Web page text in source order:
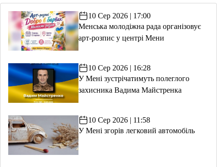
10 Сер 2026 | 17:00
Менська молодіжна рада організовує
арт-розпис у центрі Мени
10 Сер 2026 | 16:28
У Мені зустрічатимуть полеглого
захисника Вадима Майстренка
10 Сер 2026 | 11:58
У Мені згорів легковий автомобіль